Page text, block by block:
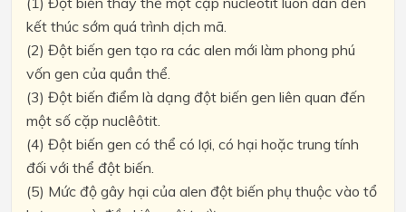
kết thúc sớm quá trình dịch mã.
(2) Đột biến gen tạo ra các alen mới làm phong phú
vốn gen của quần thể.
(3) Đột biến điểm là dạng đột biến gen liên quan đến
một số cặp nuclêôtit.
(4) Đột biến gen có thể có lợi, có hại hoặc trung tính
đối với thể đột biến.
(5) Mức độ gây hại của alen đột biến phụ thuộc vào tổ